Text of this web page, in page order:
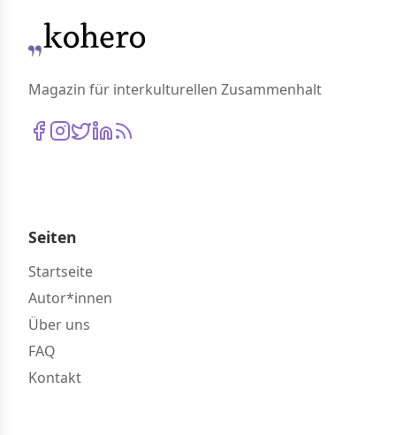
Magazin für interkulturellen Zusammenhalt
Seiten
Startseite
Autor*innen
Über uns
FAQ
Kontakt